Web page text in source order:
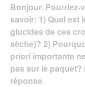
Bonjour. Pourriez-
savoir: 1) Quel est
glucides de ces
sèche)? 2)
priori importante
pas sur le
réponse.